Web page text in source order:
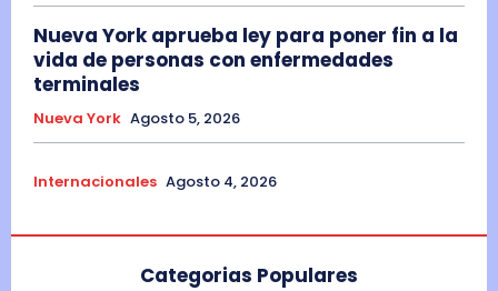
Nueva York aprueba ley para poner fin a la
vida de personas con enfermedades
terminales
Nueva York Agosto 5, 2026
Internacionales Agosto 4, 2026
Categorias Populares